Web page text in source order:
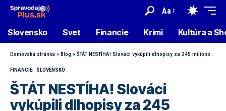
Aa
Slovensko Svet Financie Krimi Kultúra a
Domovská stránka » Blog » ŠTÁT NESTÍHA! Slováci vykúpili dlhopisy za 245 miliónov – ministerstvo muselo konať okamžite!
FINANCIE SLOVENSKO
ŠTÁT NESTÍHA! Slováci
vykúpili dlhopisy za 245